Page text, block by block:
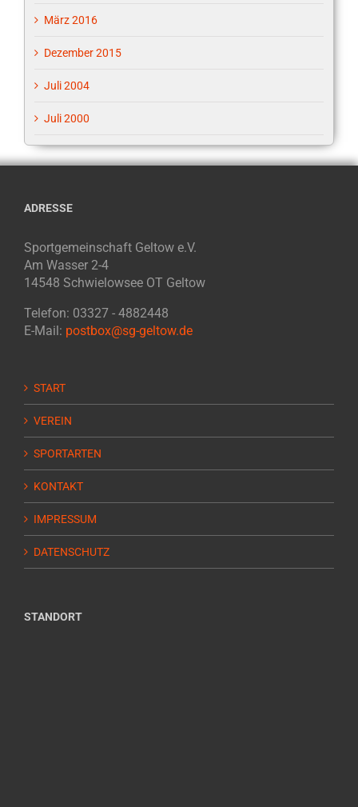
März 2016
Dezember 2015
Juli 2004
Juli 2000
ADRESSE
Sportgemeinschaft Geltow e.V.
Am Wasser 2-4
14548 Schwielowsee OT Geltow
Telefon: 03327 - 4882448
E-Mail: postbox@sg-geltow.de
START
VEREIN
SPORTARTEN
KONTAKT
IMPRESSUM
DATENSCHUTZ
STANDORT